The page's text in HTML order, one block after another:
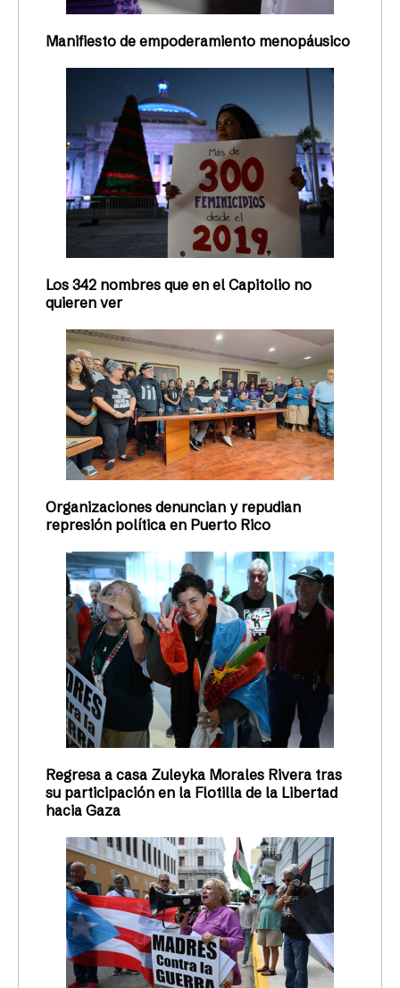
Manifiesto de empoderamiento menopáusico
Los 342 nombres que en el Capitolio no
quieren ver
Organizaciones denuncian y repudian
represión política en Puerto Rico
Regresa a casa Zuleyka Morales Rivera tras
su participación en la Flotilla de la Libertad
hacia Gaza